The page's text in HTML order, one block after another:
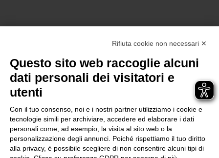
Vigneti
SOC. AGRICOLA F.LLI TEDESCHI SRL | P.IVA 00559980230
Via Giuseppe Verdi, 4/a, 37029, Pedemonte di Valpolicella VR
info@tedeschiwines.com
+(39) 045 7701487
Rifiuta cookie non necessari ✕
Questo sito web raccoglie alcuni
dati personali dei visitatori e
utenti
Con il tuo consenso, noi e i nostri partner utilizziamo i cookie e
tecnologie simili per archiviare, accedere ed elaborare i dati
personali come, ad esempio, la visita al sito web o la
personalizzazione degli annunci. Poiché rispettiamo il tuo diritto
alla privacy, è possibile scegliere di non consentire alcuni tipi di